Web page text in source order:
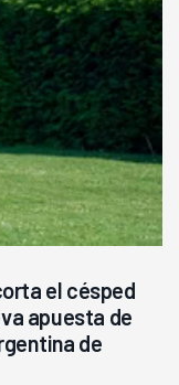
el césped
apuesta de
de